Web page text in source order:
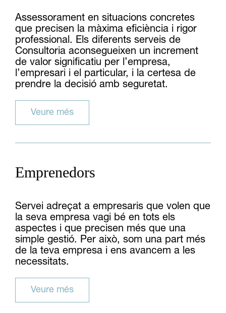
Assessorament en situacions concretes
que precisen la màxima eficiència i rigor
professional. Els diferents serveis de
Consultoria aconsegueixen un increment
de valor significatiu per l’empresa,
l’empresari i el particular, i la certesa de
prendre la decisió amb seguretat.
Veure més
Emprenedors
Servei adreçat a empresaris que volen que
la seva empresa vagi bé en tots els
aspectes i que precisen més que una
simple gestió. Per això, som una part més
de la teva empresa i ens avancem a les
necessitats.
Veure més